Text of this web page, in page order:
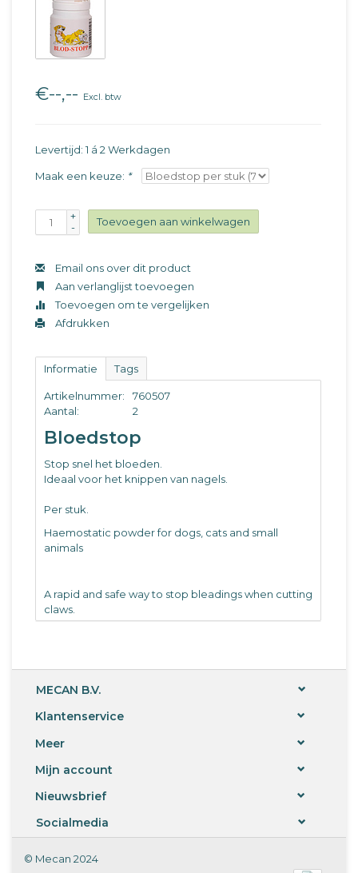
€--,-- Excl. btw
Levertijd: 1 á 2 Werkdagen
Maak een keuze: *
+
-
Toevoegen aan winkelwagen
Email ons over dit product
Aan verlanglijst toevoegen
Toevoegen om te vergelijken
Afdrukken
Informatie Tags
Artikelnummer:
760507
Aantal:
2
Bloedstop
Stop snel het bloeden.
Ideaal voor het knippen van nagels.
Per stuk.
Haemostatic powder for dogs, cats and small
animals
A rapid and safe way to stop bleadings when cutting
claws.
Do not use on deep wounds or burnt areas.
Only for external use.
Keep away from children.
Active ingredience: ferric subsulphate hydrate:
Keep away from humidity.
MECAN B.V.
Klantenservice
Meer
Mijn account
Nieuwsbrief
Socialmedia